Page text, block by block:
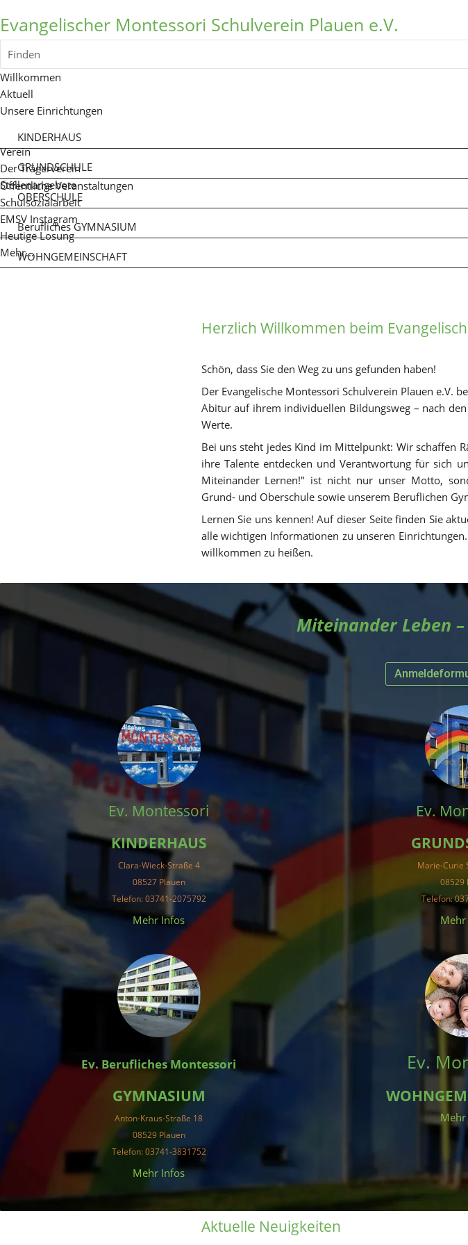
Evangelischer Montessori Schulverein Plauen e.V.
Finden
Willkommen
Aktuell
Unsere Einrichtungen
KINDERHAUS
GRUNDSCHULE
OBERSCHULE
Berufliches GYMNASIUM
WOHNGEMEINSCHAFT
Verein
Der Trägerverein
Stellenangebote
Öffentliche Veranstaltungen
Schulsozialarbeit
EMSV Instagram
Heutige Losung
Mehr...
Herzlich Willkommen beim
Schön, dass Sie den Weg zu uns gefunden haben!
Der Evangelische Montessori Schulverein Plauen e.V.
Abitur auf ihrem individuellen Bildungsweg – nach
Werte.
Bei uns steht jedes Kind im Mittelpunkt: Wir schaffen
ihre Talente entdecken und Verantwortung für sich
Miteinander Lernen!" ist nicht nur unser Motto,
Grund- und Oberschule sowie unserem Beruflichen
Lernen Sie uns kennen! Auf dieser Seite finden Sie
alle wichtigen Informationen zu unseren
willkommen zu heißen.
Miteinander Leben
Ev. Montessori
KINDERHAUS
Clara-Wieck-Straße 4
08527 Plauen
Telefon: 03741-2075792
Mehr Infos
Ev.
Marie-Curie
08529
Telefon:
Ev. Berufliches Montessori
GYMNASIUM
Anton-Kraus-Straße 18
08529 Plauen
Telefon: 03741-3831752
Mehr Infos
Ev.
Aktuelle Neuigkeiten